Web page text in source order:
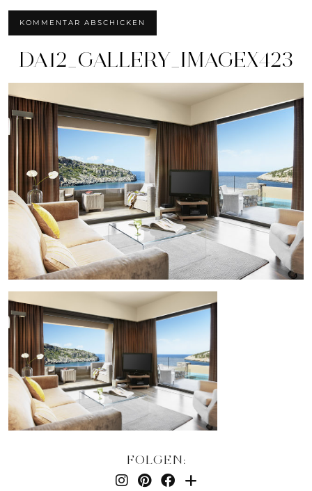
DA12_GALLERY_IMAGEX423
FOLGEN: